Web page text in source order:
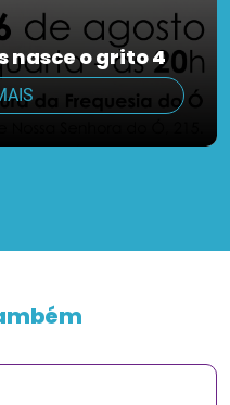
nasce o grito 4